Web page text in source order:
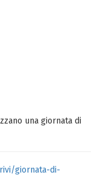
una giornata di
giornata-di-